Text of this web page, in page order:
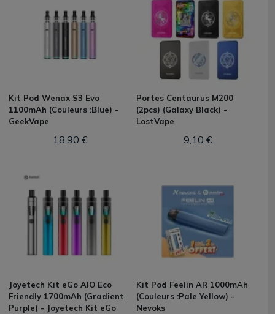
Kit Pod Wenax S3 Evo
1100mAh (Couleurs :Blue) -
GeekVape
18,90 €
Portes Centaurus M200
(2pcs) (Galaxy Black) -
LostVape
9,10 €
Joyetech Kit eGo AIO Eco
Friendly 1700mAh (Gradient
Purple) - Joyetech Kit eGo
Kit Pod Feelin AR 1000mAh
(Couleurs :Pale Yellow) -
Nevoks